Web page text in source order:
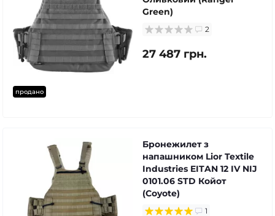
продано
Green)
2
27 487 грн.
Бронежилет з
напашником Lior Textile
Industries EITAN 12 IV NIJ
0101.06 STD Койот
(Coyote)
1